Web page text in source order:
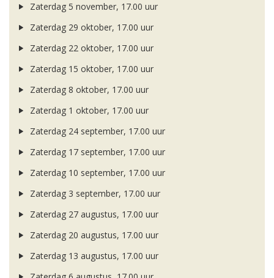
Zaterdag 5 november, 17.00 uur
Zaterdag 29 oktober, 17.00 uur
Zaterdag 22 oktober, 17.00 uur
Zaterdag 15 oktober, 17.00 uur
Zaterdag 8 oktober, 17.00 uur
Zaterdag 1 oktober, 17.00 uur
Zaterdag 24 september, 17.00 uur
Zaterdag 17 september, 17.00 uur
Zaterdag 10 september, 17.00 uur
Zaterdag 3 september, 17.00 uur
Zaterdag 27 augustus, 17.00 uur
Zaterdag 20 augustus, 17.00 uur
Zaterdag 13 augustus, 17.00 uur